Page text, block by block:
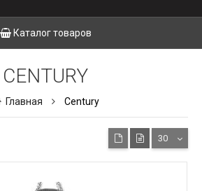
Каталог товаров
CENTURY
Главная Century
30